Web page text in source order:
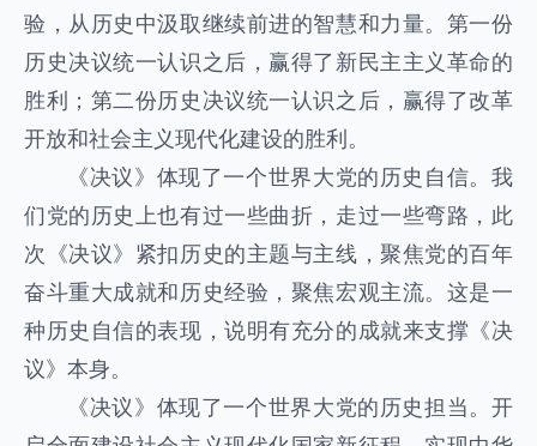
验，从历史中汲取继续前进的智慧和力量。第一份
历史决议统一认识之后，赢得了新民主主义革命的
胜利；第二份历史决议统一认识之后，赢得了改革
开放和社会主义现代化建设的胜利。
《决议》体现了一个世界大党的历史自信。我
们党的历史上也有过一些曲折，走过一些弯路，此
次《决议》紧扣历史的主题与主线，聚焦党的百年
奋斗重大成就和历史经验，聚焦宏观主流。这是一
种历史自信的表现，说明有充分的成就来支撑《决
议》本身。
《决议》体现了一个世界大党的历史担当。开